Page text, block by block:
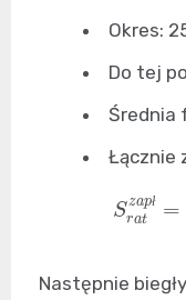
Okres:
Do tej
Średnia
Łącznie
ratz
Następnie